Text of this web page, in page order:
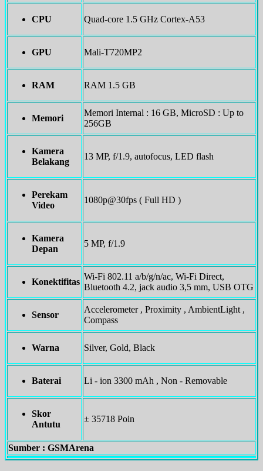
CPU Quad-core 1.5 GHz Cortex-A53
GPU Mali-T720MP2
RAM RAM 1.5 GB
Memori
Memori Internal : 16 GB, MicroSD : Up to
256GB
Kamera
Belakang
13 MP, f/1.9, autofocus, LED flash
Perekam
Video
1080p@30fps ( Full HD )
Kamera
Depan
5 MP, f/1.9
Konektifitas
Wi-Fi 802.11 a/b/g/n/ac, Wi-Fi Direct,
Bluetooth 4.2, jack audio 3,5 mm, USB OTG
Sensor
Accelerometer , Proximity , AmbientLight ,
Compass
Warna Silver, Gold, Black
Baterai Li - ion 3300 mAh , Non - Removable
Skor
Antutu
± 35718 Poin
Sumber : GSMArena